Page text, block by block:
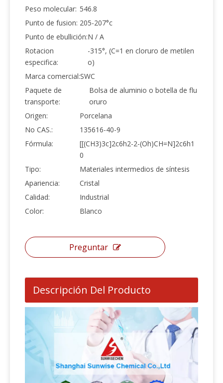
Peso molecular: 546.8
Punto de fusion: 205-207°c
Punto de ebullición:N / A
Rotacion
especifica:
-315°, (C=1 en cloruro de metilen
o)
Marca comercial:SWC
Paquete de
transporte:
Bolsa de aluminio o botella de flu
oruro
Origen:
Porcelana
No CAS.:
135616-40-9
Fórmula:
[[(CH3)3c]2c6h2-2-(Oh)CH=N]2c6h1
0
Tipo:
Materiales intermedios de síntesis
Apariencia:
Cristal
Calidad:
Industrial
Color:
Blanco
Preguntar
Descripción Del Producto